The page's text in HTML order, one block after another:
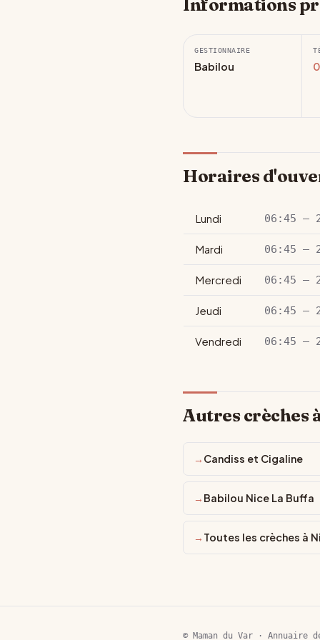
Informations
GESTIONNAIRE
Babilou
Horaires
Lundi 06:45 –
Mardi 06:45 –
Mercredi 06:45 –
Jeudi 06:45 –
Vendredi 06:45 –
Autres crèches
Candiss et Cigaline
Babilou Nice La Buffa
Toutes les crèches à
© Maman du Var ·